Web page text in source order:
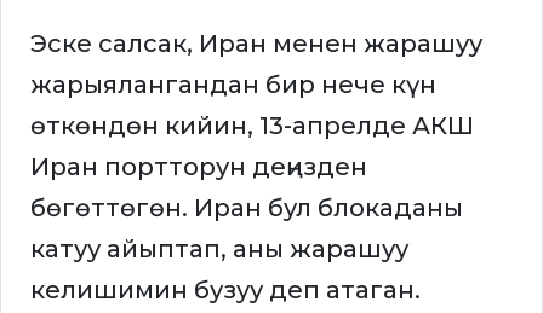
Эске салсак, Иран менен жарашуу
жарыялангандан бир нече күн
өткөндөн кийин, 13-апрелде АКШ
Иран портторун деңизден
бөгөттөгөн. Иран бул блокаданы
катуу айыптап, аны жарашуу
келишимин бузуу деп атаган.